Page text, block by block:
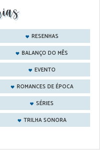
RESENHAS
BALANÇO DO MÊS
EVENTO
ROMANCES DE ÉPOCA
SÉRIES
TRILHA SONORA